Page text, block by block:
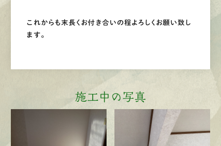
これからも末長くお付き合いの程よろしくお願い致し
ます。
施工中の写真